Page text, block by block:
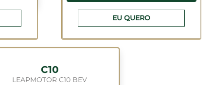
EU QUERO
C10
LEAPMOTOR C10 BEV